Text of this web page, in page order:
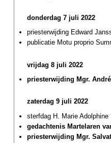
donderdag 7 juli 2022
priesterwijding Edward
publicatie Motu proprio
vrijdag 8 juli 2022
priesterwijding Mgr.
zaterdag 9 juli 2022
sterfdag H. Marie Adolphine
gedachtenis Martelaren
priesterwijding Mgr.